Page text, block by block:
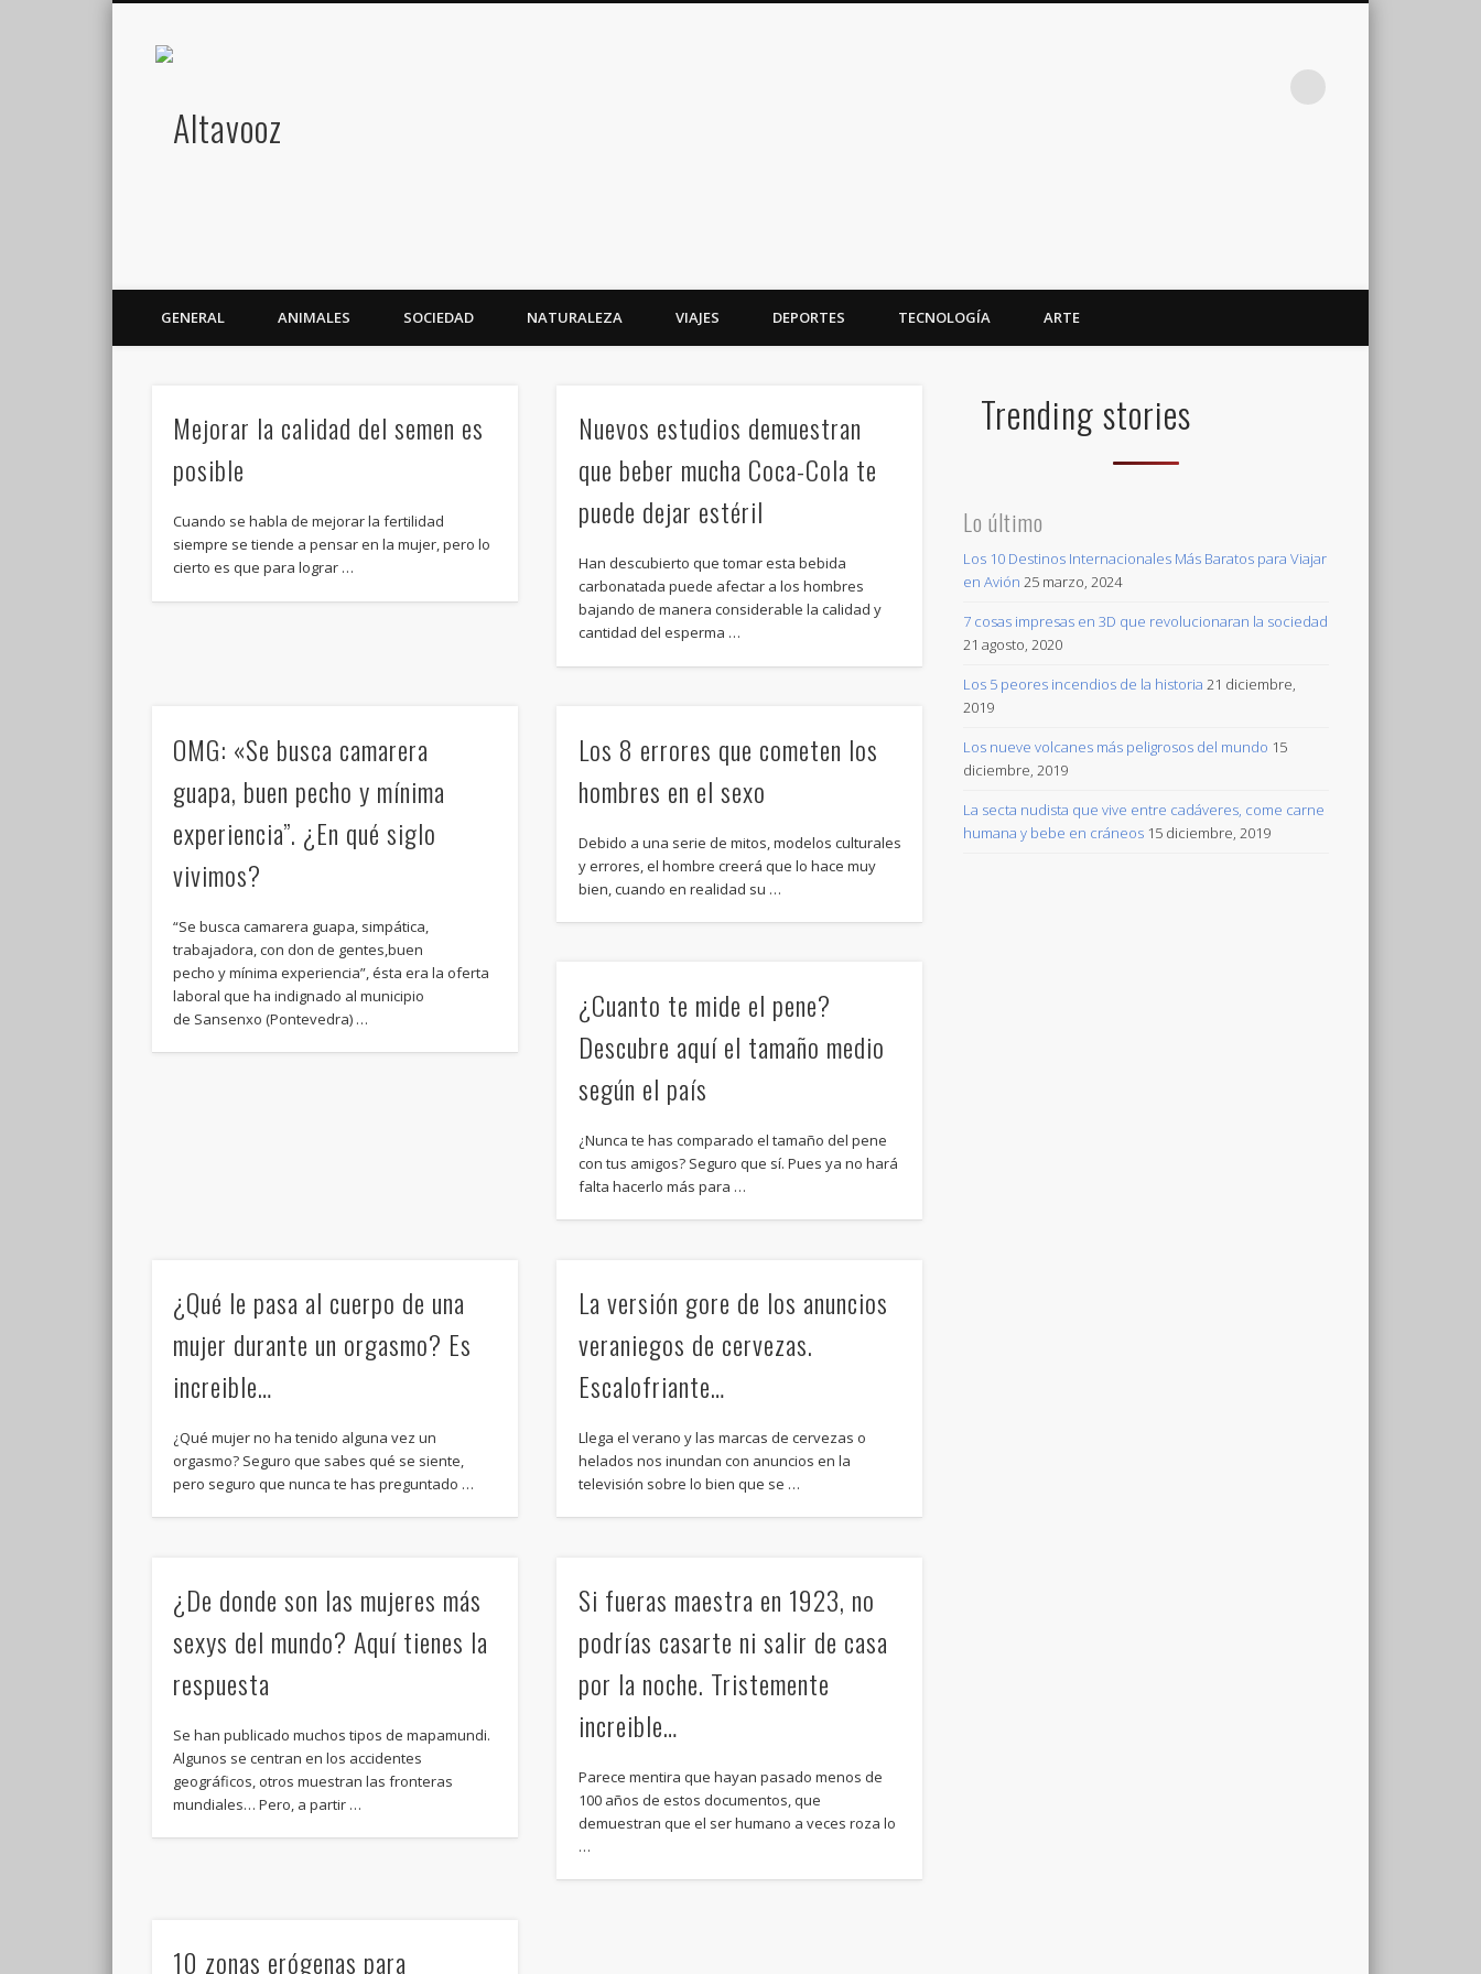
GENERAL ANIMALES SOCIEDAD NATURALEZA VIAJES DEPORTES TECNOLOGÍA ARTE
Mejorar la calidad del semen es
posible
Cuando se habla de mejorar la fertilidad
siempre se tiende a pensar en la mujer, pero lo
cierto es que para lograr …
Nuevos estudios demuestran
que beber mucha Coca-Cola te
puede dejar estéril
Han descubierto que tomar esta bebida
carbonatada puede afectar a los hombres
bajando de manera considerable la calidad y
cantidad del esperma …
OMG: «Se busca camarera
guapa, buen pecho y mínima
experiencia”. ¿En qué siglo
vivimos?
“Se busca camarera guapa, simpática,
trabajadora, con don de gentes,buen
pecho y mínima experiencia”, ésta era la oferta
laboral que ha indignado al municipio
de Sansenxo (Pontevedra) …
Los 8 errores que cometen los
hombres en el sexo
Debido a una serie de mitos, modelos culturales
y errores, el hombre creerá que lo hace muy
bien, cuando en realidad su …
¿Cuanto te mide el pene?
Descubre aquí el tamaño medio
según el país
¿Nunca te has comparado el tamaño del pene
con tus amigos? Seguro que sí. Pues ya no hará
falta hacerlo más para …
¿Qué le pasa al cuerpo de una
mujer durante un orgasmo? Es
increible…
¿Qué mujer no ha tenido alguna vez un
orgasmo? Seguro que sabes qué se siente,
pero seguro que nunca te has preguntado …
La versión gore de los anuncios
veraniegos de cervezas.
Escalofriante…
Llega el verano y las marcas de cervezas o
helados nos inundan con anuncios en la
televisión sobre lo bien que se …
¿De donde son las mujeres más
sexys del mundo? Aquí tienes la
respuesta
Se han publicado muchos tipos de mapamundi.
Algunos se centran en los accidentes
geográficos, otros muestran las fronteras
mundiales… Pero, a partir …
Si fueras maestra en 1923, no
podrías casarte ni salir de casa
por la noche. Tristemente
increible…
Parece mentira que hayan pasado menos de
100 años de estos documentos, que
demuestran que el ser humano a veces roza lo
…
10 zonas erógenas para
Trending stories
Lo último
Los 10 Destinos Internacionales Más Baratos para Viajar
en Avión 25 marzo, 2024
7 cosas impresas en 3D que revolucionaran la sociedad
21 agosto, 2020
Los 5 peores incendios de la historia 21 diciembre,
2019
Los nueve volcanes más peligrosos del mundo 15
diciembre, 2019
La secta nudista que vive entre cadáveres, come carne
humana y bebe en cráneos 15 diciembre, 2019